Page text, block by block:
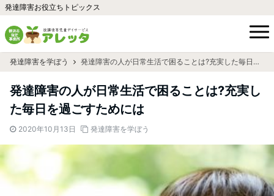
発達障害お役立ちトピックス
発達障害を学ぼう 発達障害の人が日常生活で困ることは?充実した毎日を過ごすためには
発達障害の人が日常生活で困ることは?充実し
た毎日を過ごすためには
2020年10月13日 発達障害を学ぼう